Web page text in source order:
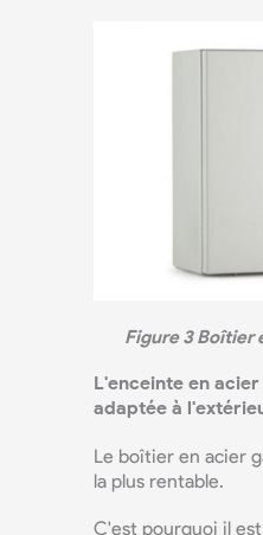
Figure 3 Boîtier
L'enceinte en
adaptée à
Le boîtier en acier
la plus rentable.
C'est pourquoi il